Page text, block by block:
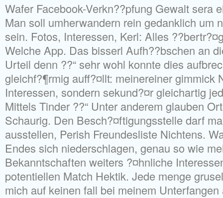
Wafer Facebook-Verkn??pfung Gewalt sera
Man soll umherwandern rein gedanklich um
sein. Fotos, Interessen, Kerl: Alles
Welche App. Das bisserl Aufh??bschen an
Urteil denn ??“ sehr wohl konnte dies
gleichf?¶rmig auff?¤llt: meinereiner gimmick
Interessen, sondern sekund?¤r gleichartig
Mittels Tinder ??“ Unter anderem glauben
Schaurig. Den Besch?¤ftigungsstelle darf
ausstellen, Perish Freundesliste Nichtens.
Endes sich niederschlagen, genau so wie
Bekanntschaften weiters ?¤hnliche
potentiellen Match Hektik. Jede menge
mich auf keinen fall bei meinem Unterfangen